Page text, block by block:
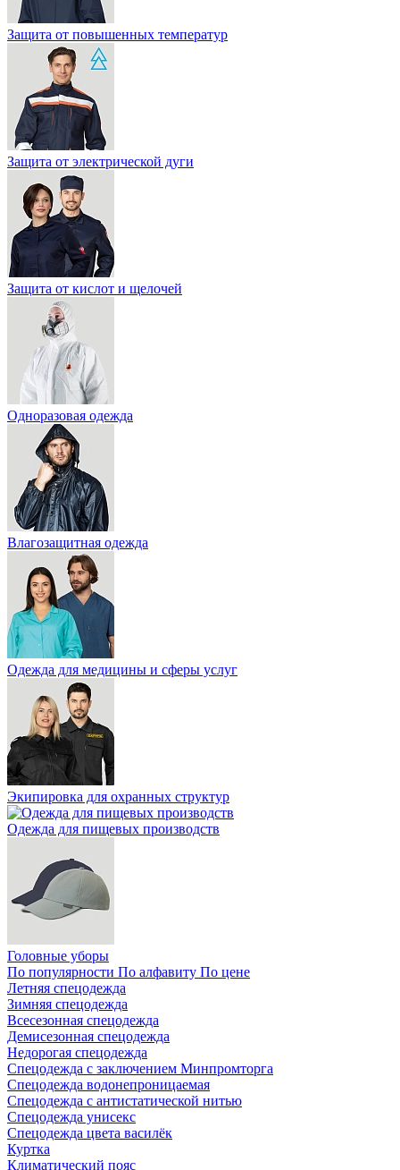
Защита от повышенных температур
Защита от электрической дуги
Защита от кислот и щелочей
Одноразовая одежда
Влагозащитная одежда
Одежда для медицины и сферы услуг
Экипировка для охранных структур
Одежда для пищевых производств
Головные уборы
По популярности По алфавиту По цене
Летняя спецодежда
Зимняя спецодежда
Всесезонная спецодежда
Демисезонная спецодежда
Недорогая спецодежда
Спецодежда с заключением Минпромторга
Спецодежда водонепроницаемая
Спецодежда с антистатической нитью
Спецодежда унисекс
Спецодежда цвета василёк
Куртка
Климатический пояс